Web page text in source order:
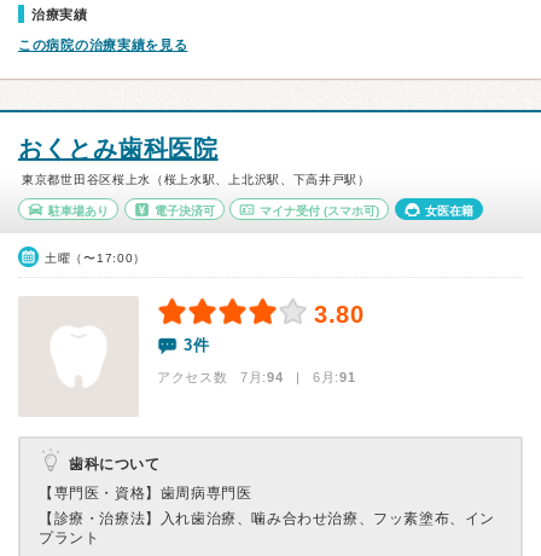
治療実績
この病院の治療実績を見る
おくとみ歯科医院
東京都世田谷区桜上水（桜上水駅、上北沢駅、下高井戸駅）
駐車場あり 電子決済可 マイナ受付 (スマホ可) 女医在籍
土曜（〜17:00）
3.80
3件
アクセス数 7月:94 | 6月:91
歯科について
【専門医・資格】 歯周病専門医
【診療・治療法】
入れ歯治療、噛み合わせ治療、フッ素塗布、イン
プラント